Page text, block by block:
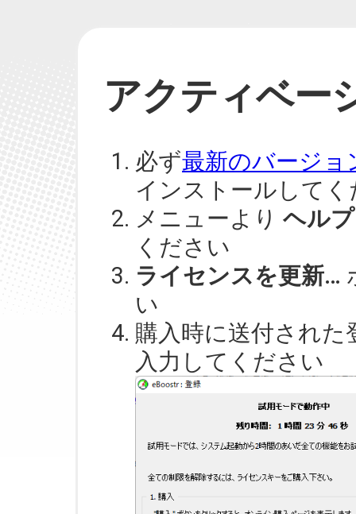
アクティベー
必ず最新のバージョ
インストールしてく
メニューより ヘルプ
ください
ライセンスを更新…
い
購入時に送付された
入力してください